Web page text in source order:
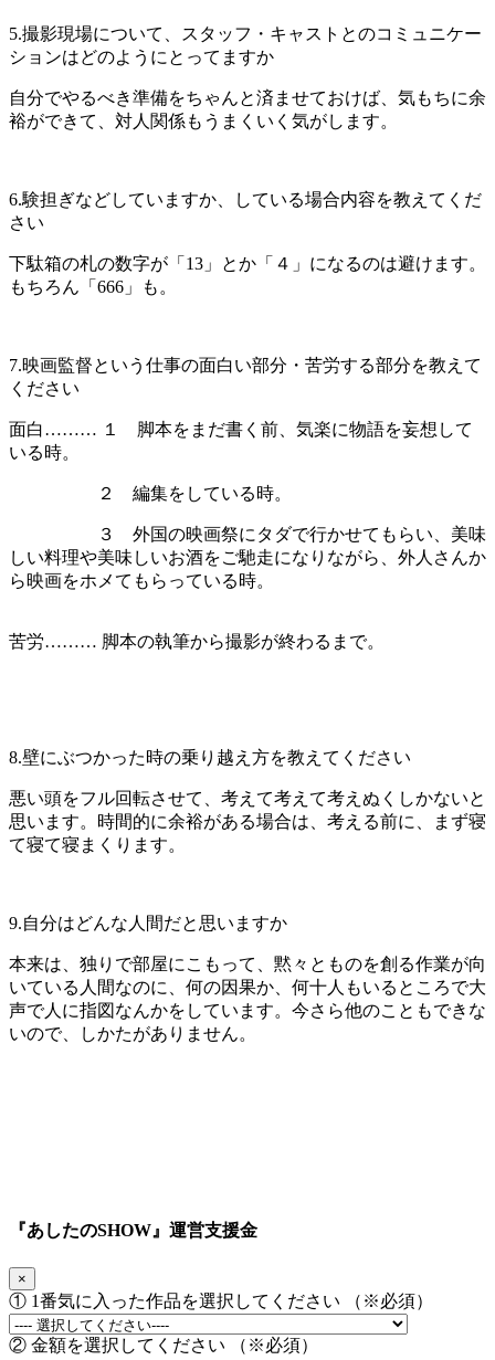
5.撮影現場について、スタッフ・キャストとのコミュニケー
ションはどのようにとってますか
自分でやるべき準備をちゃんと済ませておけば、気もちに余
裕ができて、対人関係もうまくいく気がします。
6.験担ぎなどしていますか、している場合内容を教えてくだ
さい
下駄箱の札の数字が「13」とか「４」になるのは避けます。
もちろん「666」も。
7.映画監督という仕事の面白い部分・苦労する部分を教えて
ください
面白……… １ 脚本をまだ書く前、気楽に物語を妄想して
いる時。
２ 編集をしている時。
３ 外国の映画祭にタダで行かせてもらい、美味
しい料理や美味しいお酒をご馳走になりながら、外人さんか
ら映画をホメてもらっている時。
苦労……… 脚本の執筆から撮影が終わるまで。
8.壁にぶつかった時の乗り越え方を教えてください
悪い頭をフル回転させて、考えて考えて考えぬくしかないと
思います。時間的に余裕がある場合は、考える前に、まず寝
て寝て寝まくります。
9.自分はどんな人間だと思いますか​
本来は、独りで部屋にこもって、黙々とものを創る作業が向
いている人間なのに、何の因果か、何十人もいるところで大
声で人に指図なんかをしています。今さら他のこともできな
いので、しかたがありません。
『あしたのSHOW』運営支援金
×
① 1番気に入った作品を選択してください （※必須）
② 金額を選択してください （※必須）